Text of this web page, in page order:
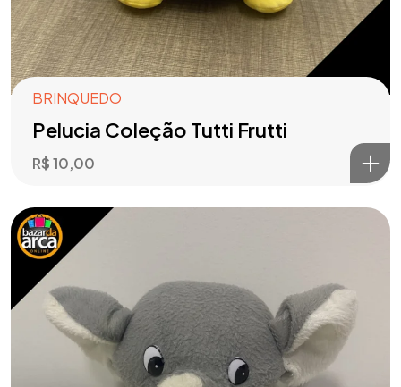
BRINQUEDO
Pelucia Coleção Tutti Frutti
R$10,00